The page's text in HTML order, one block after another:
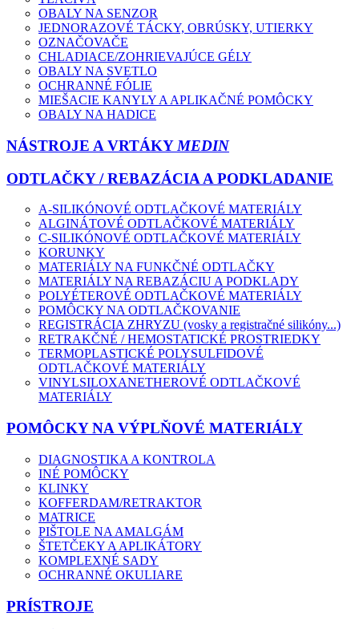
OBALY NA SENZOR
JEDNORAZOVÉ TÁCKY, OBRÚSKY, UTIERKY
OZNAČOVAČE
CHLADIACE/ZOHRIEVAJÚCE GÉLY
OBALY NA SVETLO
OCHRANNÉ FÓLIE
MIEŠACIE KANYLY A APLIKAČNÉ POMÔCKY
OBALY NA HADICE
NÁSTROJE A VRTÁKY MEDIN
ODTLAČKY / REBAZÁCIA A PODKLADANIE
A-SILIKÓNOVÉ ODTLAČKOVÉ MATERIÁLY
ALGINÁTOVÉ ODTLAČKOVÉ MATERIÁLY
C-SILIKÓNOVÉ ODTLAČKOVÉ MATERIÁLY
KORUNKY
MATERIÁLY NA FUNKČNÉ ODTLAČKY
MATERIÁLY NA REBAZÁCIU A PODKLADY
POLYÉTEROVÉ ODTLAČKOVÉ MATERIÁLY
POMÔCKY NA ODTLAČKOVANIE
REGISTRÁCIA ZHRYZU (vosky a registračné silikóny...)
RETRAKČNÉ / HEMOSTATICKÉ PROSTRIEDKY
TERMOPLASTICKÉ POLYSULFIDOVÉ
ODTLAČKOVÉ MATERIÁLY
VINYLSILOXANETHEROVÉ ODTLAČKOVÉ
MATERIÁLY
POMÔCKY NA VÝPLŇOVÉ MATERIÁLY
DIAGNOSTIKA A KONTROLA
INÉ POMÔCKY
KLINKY
KOFFERDAM/RETRAKTOR
MATRICE
PIŠTOLE NA AMALGÁM
ŠTETČEKY A APLIKÁTORY
KOMPLEXNÉ SADY
OCHRANNÉ OKULIARE
PRÍSTROJE